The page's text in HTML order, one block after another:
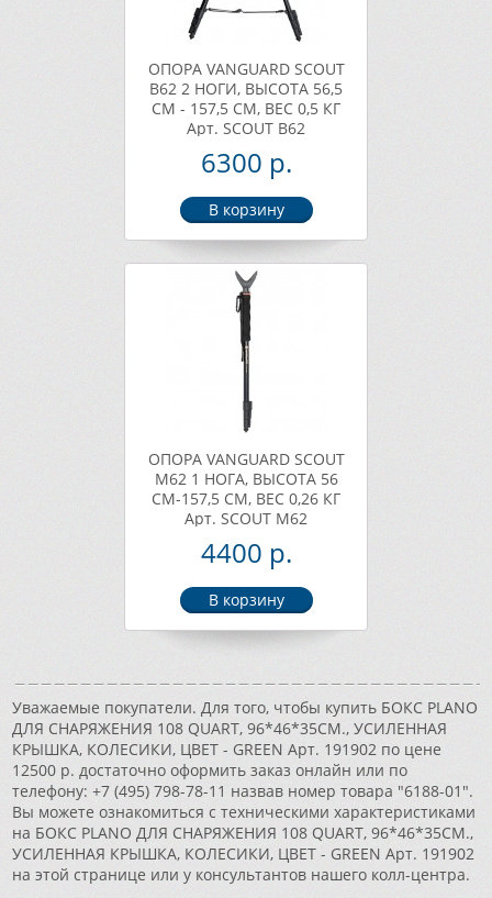
ОПОРА VANGUARD SCOUT
B62 2 НОГИ, ВЫСОТА 56,5
СМ - 157,5 СМ, ВЕС 0,5 КГ
Арт. SCOUT B62
6300 р.
ОПОРА VANGUARD SCOUT
M62 1 НОГА, ВЫСОТА 56
СМ-157,5 СМ, ВЕС 0,26 КГ
Арт. SCOUT M62
4400 р.
Уважаемые покупатели. Для того, чтобы купить БОКС PLANO
ДЛЯ СНАРЯЖЕНИЯ 108 QUART, 96*46*35СМ., УСИЛЕННАЯ
КРЫШКА, КОЛЕСИКИ, ЦВЕТ - GREEN Арт. 191902 по цене
12500 р. достаточно оформить заказ онлайн или по
телефону: +7 (495) 798-78-11 назвав номер товара "6188-01".
Вы можете ознакомиться с техническими характеристиками
на БОКС PLANO ДЛЯ СНАРЯЖЕНИЯ 108 QUART, 96*46*35СМ.,
УСИЛЕННАЯ КРЫШКА, КОЛЕСИКИ, ЦВЕТ - GREEN Арт. 191902
на этой странице или у консультантов нашего колл-центра.